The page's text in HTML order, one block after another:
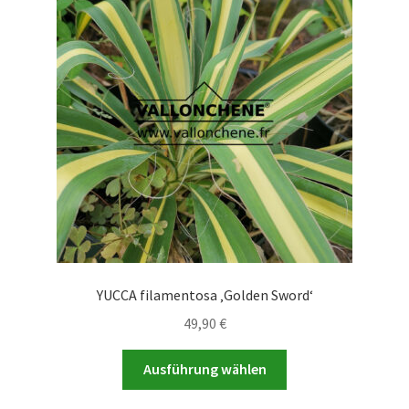
Die
Optionen
können
auf
der
Produktseite
gewählt
werden
YUCCA filamentosa ‚Golden Sword‘
49,90 €
Ausführung wählen